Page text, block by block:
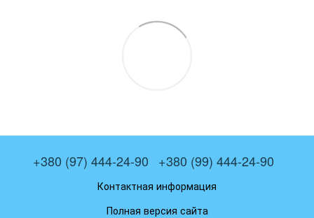
+380 (97) 444-24-90 +380 (99) 444-24-90
Контактная информация
Полная версия сайта